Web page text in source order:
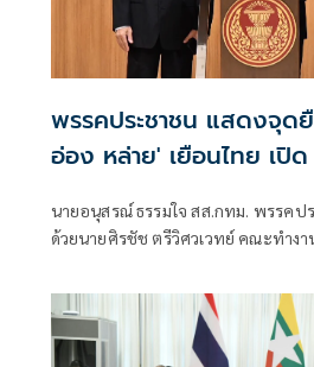
พรรคประชาชน แสดงจุด
อ่อง หล่าย' เยือนไทย เปิ
นายอนุสรณ์ ธรรมใจ สส.กทม. พรรค
ด้วยนายศิรชัช ตรีวิศวเวทย์ คณะทำงา
พัฒนาอย่างยั่งยืน แถลงคัดค้านการเยื
ของพลเอกอาวุโส มิน ออง ไลง์